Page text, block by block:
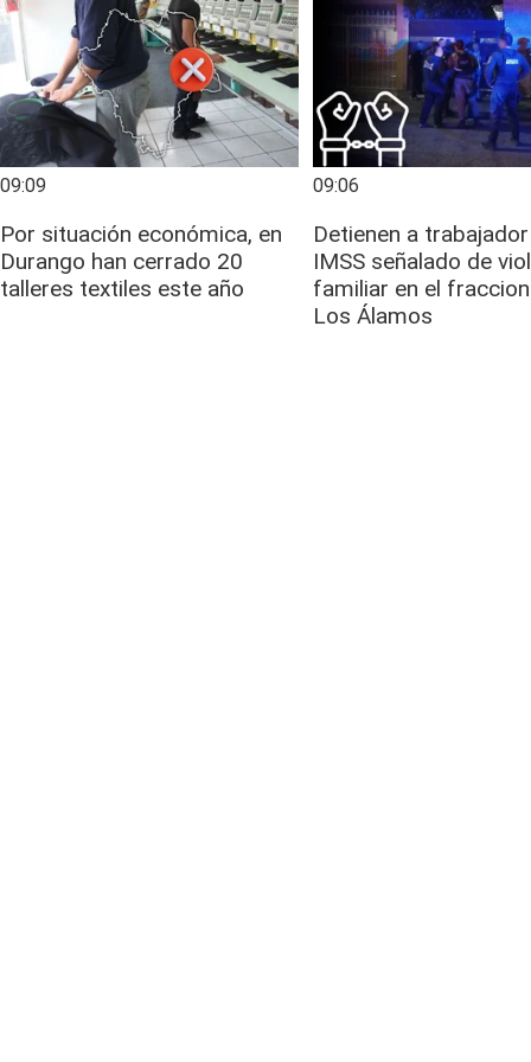
09:09
Por situación económica, en
Durango han cerrado 20
talleres textiles este año
09:06
Detienen a
IMSS señalado de
familiar en el
Los Álamos